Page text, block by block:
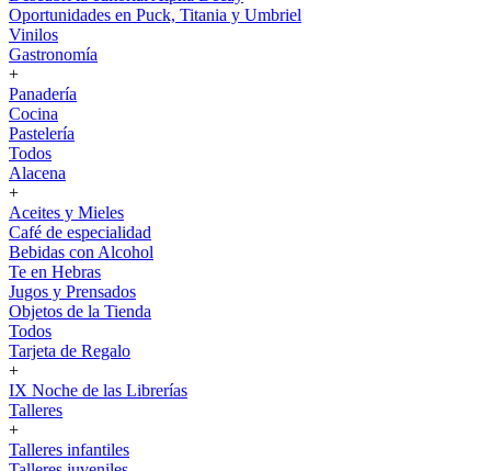
Oportunidades en Puck, Titania y Umbriel
Vinilos
Gastronomía
+
Panadería
Cocina
Pastelería
Todos
Alacena
+
Aceites y Mieles
Café de especialidad
Bebidas con Alcohol
Te en Hebras
Jugos y Prensados
Objetos de la Tienda
Todos
Tarjeta de Regalo
+
IX Noche de las Librerías
Talleres
+
Talleres infantiles